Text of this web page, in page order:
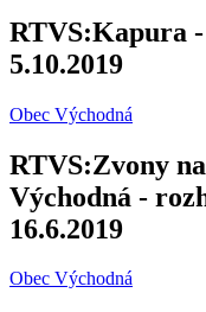
RTVS:Kapura
5.10.2019
Obec Východná
RTVS:Zvony
Východná -
16.6.2019
Obec Východná